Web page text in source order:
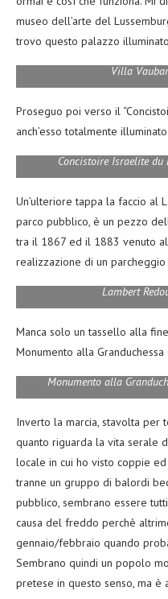
museo dell’arte del
trovo questo palazzo
Villa
Proseguo poi verso il
anch’esso totalmente
Concistoire Israelite du
Un’ulteriore tappa la faccio al
parco pubblico, è un pezzo
tra il 1867 ed il 1883 venuto
realizzazione di un
Lambert
Manca solo un tassello alla
Monumento alla Granduchessa
Monumento alla
Inverto la marcia, stavolta per
quanto riguarda la vita serale
locale in cui ho visto coppie
tranne un gruppo di balordi
pubblico, sembrano essere
causa del freddo perchè
gennaio/febbraio quando
Sembrano quindi un popolo
pretese in questo senso, ma è